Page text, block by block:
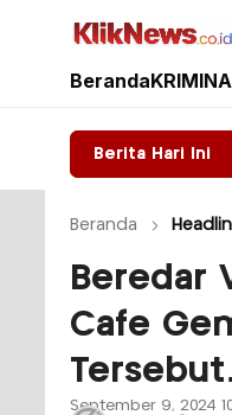
Kliknews.co.id
Beranda
Berita Hari Ini
Kasus
Beranda
Beredar
Cafe
September 9, 2024